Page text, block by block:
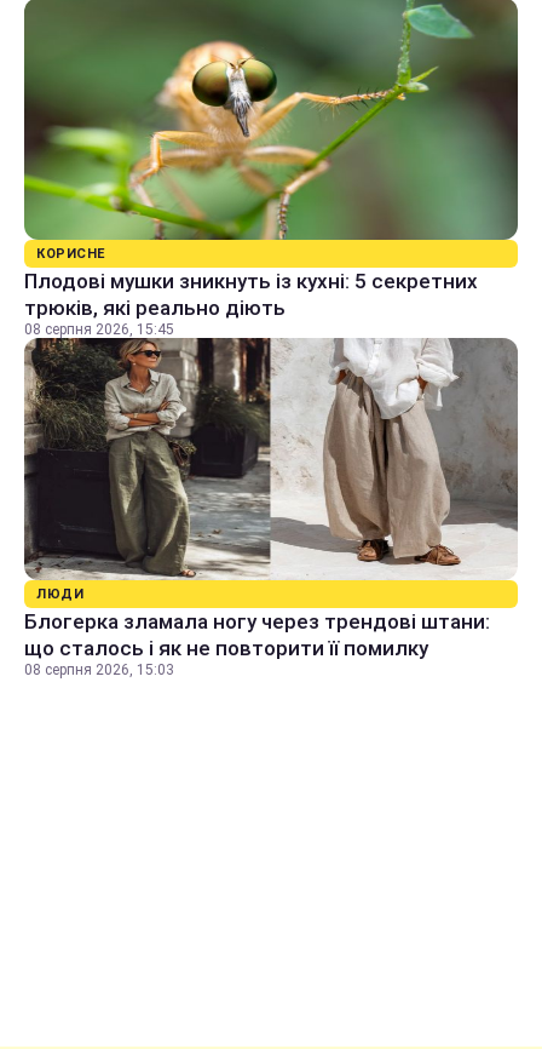
КОРИСНЕ
Плодові мушки зникнуть із кухні: 5 секретних
трюків, які реально діють
08 серпня 2026, 15:45
ЛЮДИ
Блогерка зламала ногу через трендові штани:
що сталось і як не повторити її помилку
08 серпня 2026, 15:03